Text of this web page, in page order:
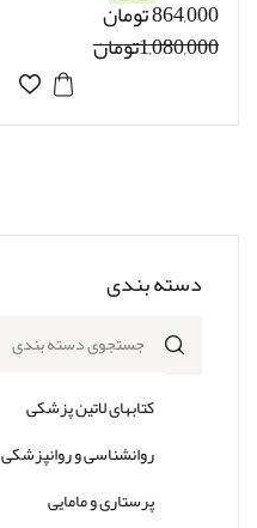
دسته بندی
کتابهای لاتین پزشکی
روانشناسی و روانپزشکی
پرستاری و مامایی
864,000 تومان
1,080,000تومان